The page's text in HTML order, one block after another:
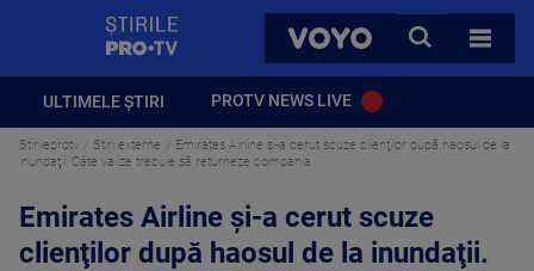
VOYO
CAUTA
TOATE
ULTIMELE ȘTIRI PROTV NEWS LIVE
Stirileprotv Stiri externe
Emirates Airline şi-a cerut scuze clienţilor după haosul de la
inundaţii. Câte valize trebuie să returneze compania
Emirates Airline şi-a cerut scuze
clienţilor după haosul de la inundaţii.